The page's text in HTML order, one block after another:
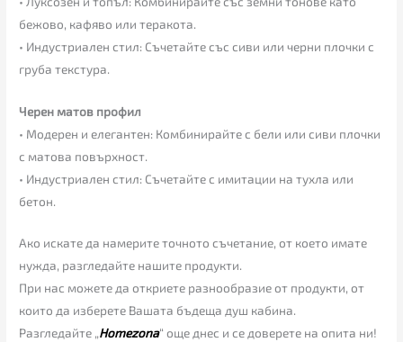
бежово, кафяво или теракота.
• Индустриален стил: Съчетайте със сиви или черни плочки с
груба текстура.
Черен матов профил
• Модерен и елегантен: Комбинирайте с бели или сиви плочки
с матова повърхност.
• Индустриален стил: Съчетайте с имитации на тухла или
бетон.
Ако искате да намерите точното съчетание, от което имате
нужда, разгледайте нашите продукти.
При нас можете да откриете разнообразие от продукти, от
които да изберете Вашата бъдеща душ кабина.
Разгледайте „Homezona“ още днес и се доверете на опита ни!